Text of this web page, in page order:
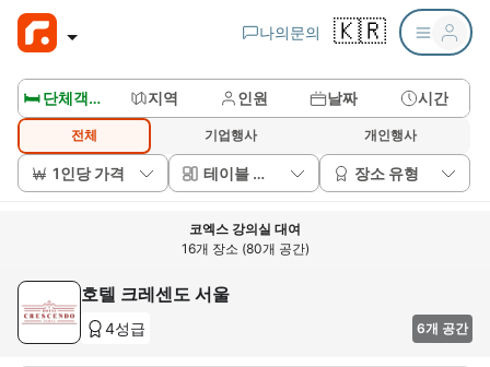
나의문의 🇰🇷
🛏️ 단체객실보기 지역 인원 날짜 시간
전체 기업행사 개인행사
1인당 가격 테이블 배치 장소 유형
코엑스 강의실 대여
16개 장소 (80개 공간)
호텔 크레센도 서울
4성급 6개 공간